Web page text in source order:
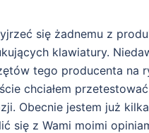
się żadnemu z
klawiatury.
tego producenta na
chciałem
Obecnie jestem już
się z Wami moimi